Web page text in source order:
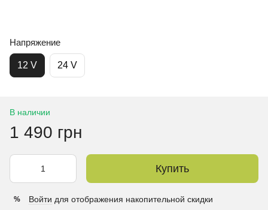
Напряжение
12 V 24 V
В наличии
1 490 грн
Купить
% Войти для отображения накопительной скидки